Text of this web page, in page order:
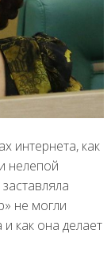
интернета, как
нелепой
не могли
как она делает